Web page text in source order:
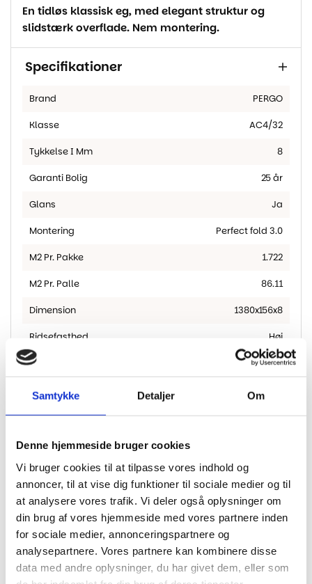
Samtykke Detaljer Om
Denne hjemmeside bruger cookies
Vi bruger cookies til at tilpasse vores indhold og
annoncer, til at vise dig funktioner til sociale medier og til
at analysere vores trafik. Vi deler også oplysninger om
din brug af vores hjemmeside med vores partnere inden
for sociale medier, annonceringspartnere og
analysepartnere. Vores partnere kan kombinere disse
data med andre oplysninger, du har givet dem, eller som
En tidløs klassisk eg, med elegant struktur og
slidstærk overflade. Nem montering.
Specifikationer
Brand PERGO
Klasse AC4/32
Tykkelse I Mm 8
Garanti Bolig 25 år
Glans Ja
Montering Perfect fold 3.0
M2 Pr. Pakke 1.722
M2 Pr. Palle 86.11
Dimension 1380x156x8
Ridsefasthed Høj
HARO Natur Kork underlag 10
m2
490,00kr.
NO NOISE EXTREME Compact
m/dampsp
459,00kr.